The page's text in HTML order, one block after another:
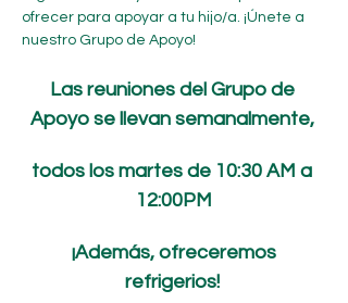
ofrecer para apoyar a tu hijo/a. ¡Únete a
nuestro Grupo de Apoyo!
Las reuniones del Grupo de
Apoyo se llevan semanalmente,
todos los martes de 10:30 AM a
12:00PM
refrigerios!